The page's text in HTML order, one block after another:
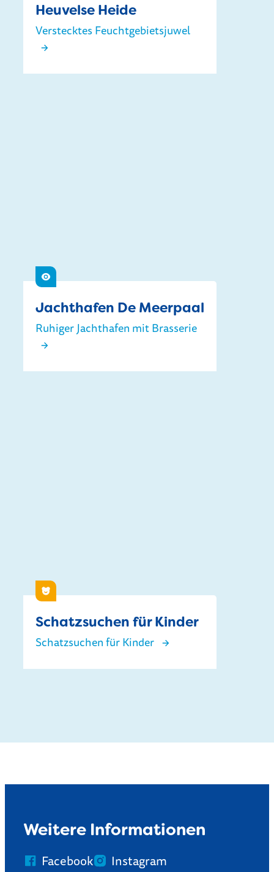
Heuvelse Heide
Verstecktes Feuchtgebietsjuwel
Siehe
Jachthafen De Meerpaal
Ruhiger Jachthafen mit Brasserie
Kinder
Schatzsuchen für Kinder
Schatzsuchen für Kinder
Weitere Informationen
Facebook Instagram